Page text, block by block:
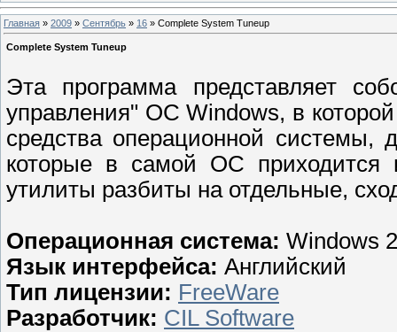
Главная » 2009 » Сентябрь » 16 » Complete System Tuneup
Complete System Tuneup
Эта программа представляет
управления" ОС Windows, в
средства операционной системы,
которые в самой ОС
утилиты разбиты на отдельные,
Операционная система: Windows
Язык интерфейса: Английский
Тип лицензии: FreeWare
Разработчик: CIL Software